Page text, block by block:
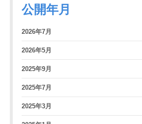
公開年月
2026年7月
2026年5月
2025年9月
2025年7月
2025年3月